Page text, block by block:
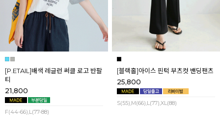
[P.ETAIL]배색 레글런 써클 로고 반팔
티
21,800
F(44-66),L(77-88)
[블랙홀]아이스 핀턱 부츠컷 밴딩팬츠
25,800
S(55),M(66),L(77),XL(88)